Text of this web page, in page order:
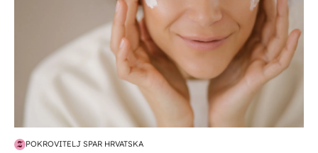
POKROVITELJ SPAR HRVATSKA